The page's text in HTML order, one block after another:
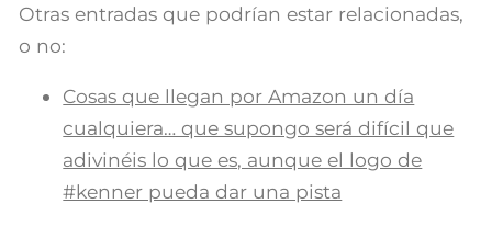
Otras entradas que podrían estar relacionadas,
o no:
Cosas que llegan por Amazon un día
cualquiera… que supongo será difícil que
adivinéis lo que es, aunque el logo de
#kenner pueda dar una pista